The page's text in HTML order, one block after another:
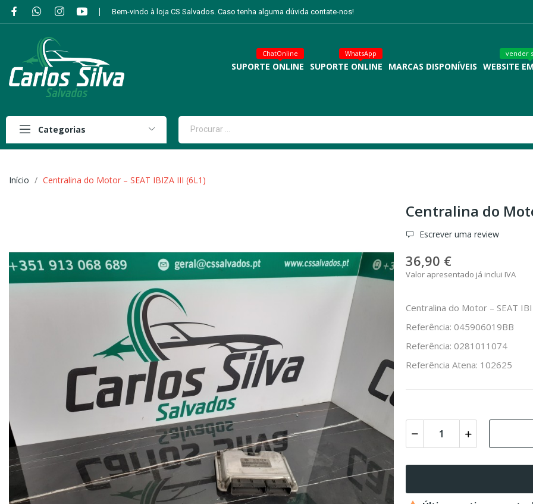
Bem-vindo à loja CS Salvados. Caso tenha alguma dúvida contate-nos!
SUPORTE ONLINE
ChatOnline
SUPORTE ONLINE
WhatsApp
MARCAS DISPONÍVEIS WEBSITE
vender
Categorias
Início Centralina do Motor – SEAT IBIZA III (6L1)
Centralina do
Escrever uma review
36,90 €
Valor apresentado já inclui IVA
Centralina do Motor – SEAT
Referência: 045906019BB
Referência: 0281011074
Referência Atena: 102625